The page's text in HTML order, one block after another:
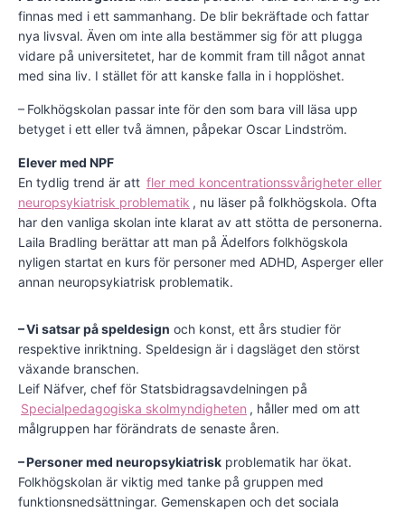
finnas med i ett sammanhang. De blir bekräftade och fattar
nya livsval. Även om inte alla bestämmer sig för att plugga
vidare på universitetet, har de kommit fram till något annat
med sina liv. I stället för att kanske falla in i hopplöshet.
– Folkhögskolan passar inte för den som bara vill läsa upp
betyget i ett eller två ämnen, påpekar Oscar Lindström.
Elever med NPF
En tydlig trend är att fler med koncentrationssvårigheter eller
neuropsykiatrisk problematik , nu läser på folkhögskola. Ofta
har den vanliga skolan inte klarat av att stötta de personerna.
Laila Bradling berättar att man på Ädelfors folkhögskola
nyligen startat en kurs för personer med ADHD, Asperger eller
annan neuropsykiatrisk problematik.
– Vi satsar på speldesign och konst, ett års studier för
respektive inriktning. Speldesign är i dagsläget den störst
växande branschen.
Leif Näfver, chef för Statsbidragsavdel­ningen på
Specialpedagogiska skolmyndigheten , håller med om att
målgruppen har förändrats de senaste åren.
– Personer med neuropsykiatrisk problematik har ökat.
Folkhögskolan är viktig med tanke på gruppen med
funktionsnedsättningar. Gemenskapen och det sociala